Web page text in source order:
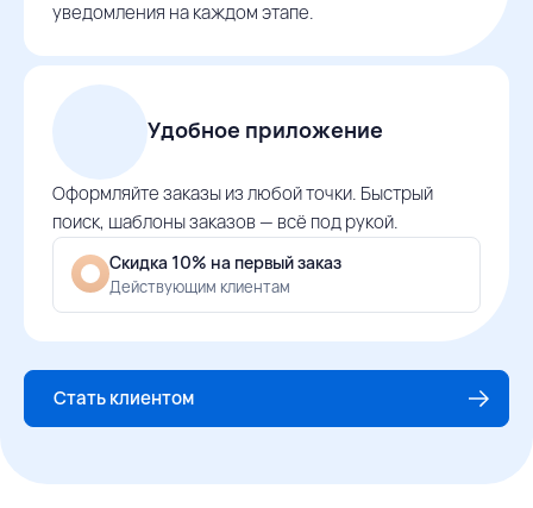
уведомления на каждом этапе.
Удобное приложение
Оформляйте заказы из любой точки. Быстрый
поиск, шаблоны заказов — всё под рукой.
Скидка 10% на первый заказ
Действующим клиентам
Стать клиентом